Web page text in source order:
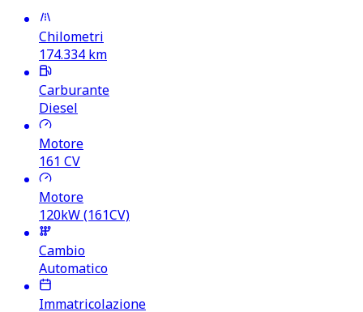
Chilometri
174.334 km
Carburante
Diesel
Motore
161 CV
Motore
120kW (161CV)
Cambio
Automatico
Immatricolazione